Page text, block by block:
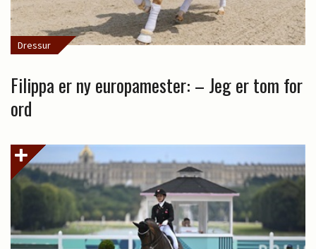
Dressur
Filippa er ny europamester: – Jeg er tom for
ord